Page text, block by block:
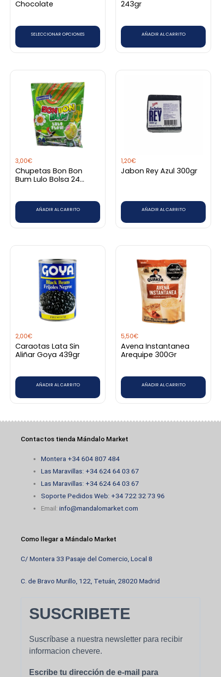
Chocolate
SELECCIONAR OPCIONES
en
página
producto
243gr
AÑADIR AL CARRITO
3,00€
Chupetas Bon Bon
Bum Lulo Bolsa 24
AÑADIR AL CARRITO
1,20€
Jabon Rey Azul 300gr
AÑADIR AL CARRITO
2,00€
Caraotas Lata Sin
Aliñar Goya 439gr
AÑADIR AL CARRITO
5,50€
Avena Instantanea
Arequipe 300Gr
AÑADIR AL CARRITO
Contactos tienda Mándalo Market
Montera +34 604 807 484
Las Maravillas: +34 624 64 03 67
Las Maravillas: +34 624 64 03 67
Soporte Pedidos Web: +34 722 32 73 96
Email:info@mandalomarket.com
Como llegar a Mándalo Market
C/ Montera 33 Pasaje del Comercio, Local 8
C. de Bravo Murillo, 122, Tetuán, 28020 Madrid
SUSCRIBETE
Suscríbase a nuestra newsletter para recibir
informacion chevere.
Escribe tu dirección de e-mail para